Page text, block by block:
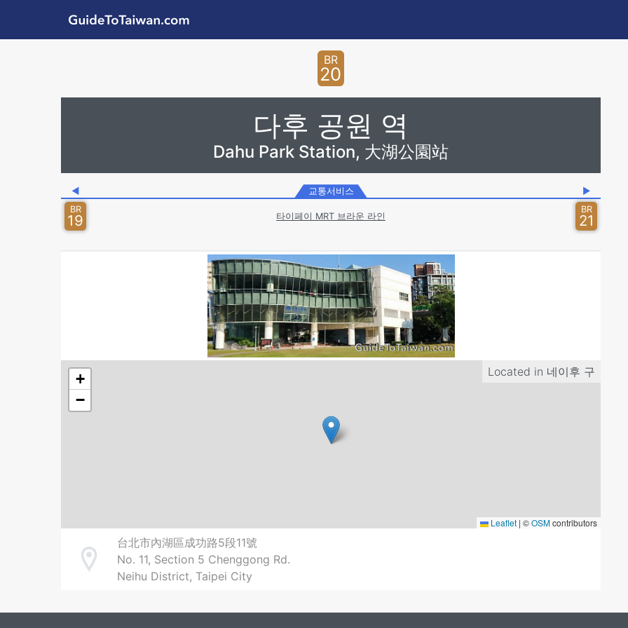
GuideToTaiwan.com
BR
20
다후 공원 역
Dahu Park Station, 大湖公園站
◀ 교통서비스
▶
BR
19 타이페이 MRT 브라운 라인
BR
21
Located in 네이후 구
+
−
Leaflet | ©OSMcontributors
Address
台北市內湖區成功路5段11號
No. 11, Section 5 Chenggong Rd.
Neihu District, Taipei City